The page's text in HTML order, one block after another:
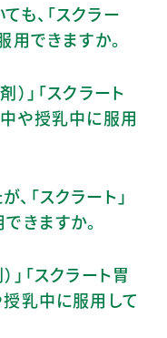
も、「スクラー
用できますか。
）」「スクラート
中や授乳中に服用
「スクラート」
きますか。
」「スクラート胃
授乳中に服用して